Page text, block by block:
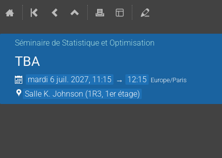
Séminaire de Statistique et Optimisation
TBA
mardi 6 juil. 2027, 11:15 → 12:15 Europe/Paris
Salle K. Johnson (1R3, 1er étage)